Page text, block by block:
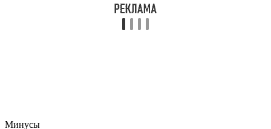
Минусы